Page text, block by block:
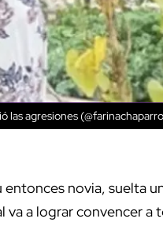
las agresiones
novia, suelta
va a lograr convencer a